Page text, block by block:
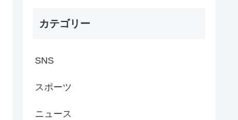
カテゴリー
SNS
スポーツ
ニュース